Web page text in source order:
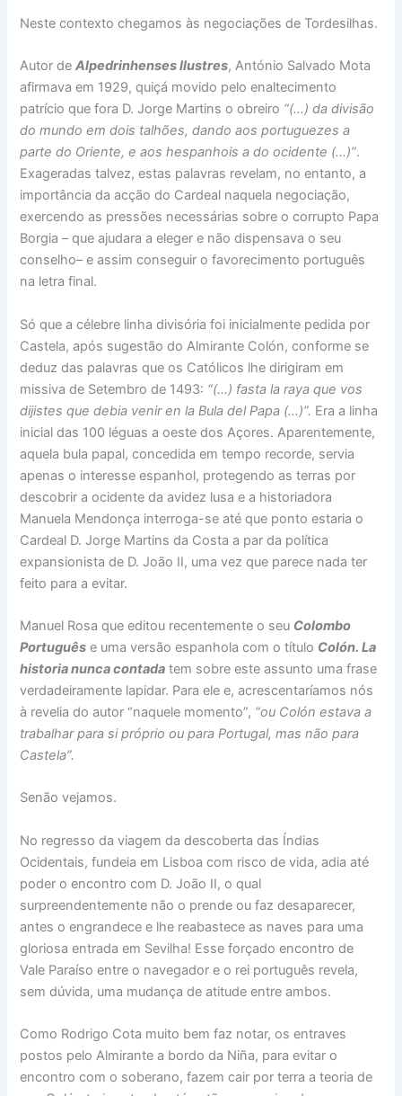
Neste contexto chegamos às negociações de Tordesilhas.
Autor deAlpedrinhenses Ilustres, António Salvado Mota
afirmava em 1929, quiçá movido pelo enaltecimento
patrício que fora D. Jorge Martins o obreiro “(…) da divisão
do mundo em dois talhões, dando aos portuguezes a
parte do Oriente, e aos hespanhois a do ocidente (…)”.
Exageradas talvez, estas palavras revelam, no entanto, a
importância da acção do Cardeal naquela negociação,
exercendo as pressões necessárias sobre o corrupto Papa
Borgia – que ajudara a eleger e não dispensava o seu
conselho– e assim conseguir o favorecimento português
na letra final.
Só que a célebre linha divisória foi inicialmente pedida por
Castela, após sugestão do Almirante Colón, conforme se
deduz das palavras que os Católicos lhe dirigiram em
missiva de Setembro de 1493: “(…) fasta la raya que vos
dijistes que debia venir en la Bula del Papa (…)”. Era a linha
inicial das 100 léguas a oeste dos Açores. Aparentemente,
aquela bula papal, concedida em tempo recorde, servia
apenas o interesse espanhol, protegendo as terras por
descobrir a ocidente da avidez lusa e a historiadora
Manuela Mendonça interroga-se até que ponto estaria o
Cardeal D. Jorge Martins da Costa a par da política
expansionista de D. João II, uma vez que parece nada ter
feito para a evitar.
Manuel Rosa que editou recentemente o seu Colombo
Português e uma versão espanhola com o título Colón.La
historia nunca contada tem sobre este assunto uma frase
verdadeiramente lapidar. Para ele e, acrescentaríamos nós
à revelia do autor “naquele momento”, “ou Colón estava a
trabalhar para si próprio ou para Portugal, mas não para
Castela”.
Senão vejamos.
No regresso da viagem da descoberta das Índias
Ocidentais, fundeia em Lisboa com risco de vida, adia até
poder o encontro com D. João II, o qual
surpreendentemente não o prende ou faz desaparecer,
antes o engrandece e lhe reabastece as naves para uma
gloriosa entrada em Sevilha! Esse forçado encontro de
Vale Paraíso entre o navegador e o rei português revela,
sem dúvida, uma mudança de atitude entre ambos.
Como Rodrigo Cota muito bem faz notar, os entraves
postos pelo Almirante a bordo da Niña, para evitar o
encontro com o soberano, fazem cair por terra a teoria de